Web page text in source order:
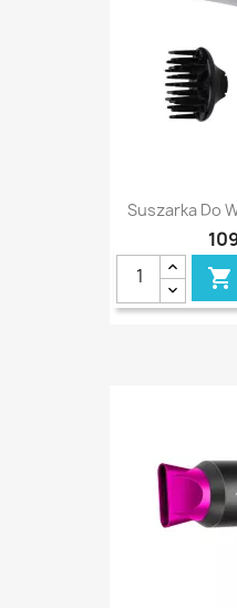
Suszarka Do
